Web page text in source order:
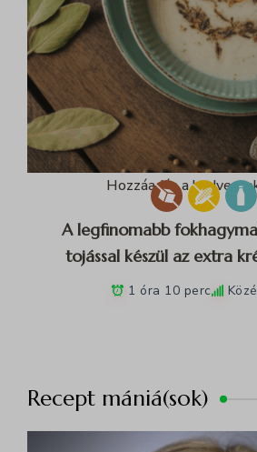
Hozzáadás a
A legfinomabb
tojással készül az extra
1 óra 10 perc
Recept mániá(sok)